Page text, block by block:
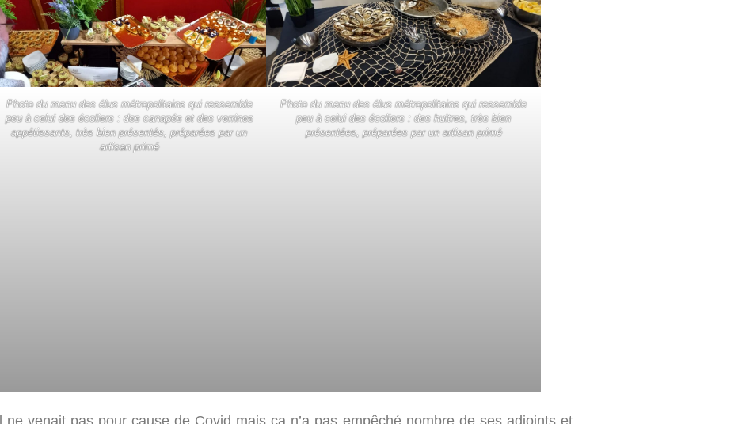
Photo du menu des élus métropolitains qui ressemble
peu à celui des écoliers : des canapés et des verrines
appétissants, très bien présentés, préparées par un
artisan primé
Photo du menu des élus métropolitains qui ressemble
peu à celui des écoliers : des huitres, très bien
présentées, préparées par un artisan primé
venait pas pour cause de Covid mais ça n’a pas empêché nombre de ses adjoints et